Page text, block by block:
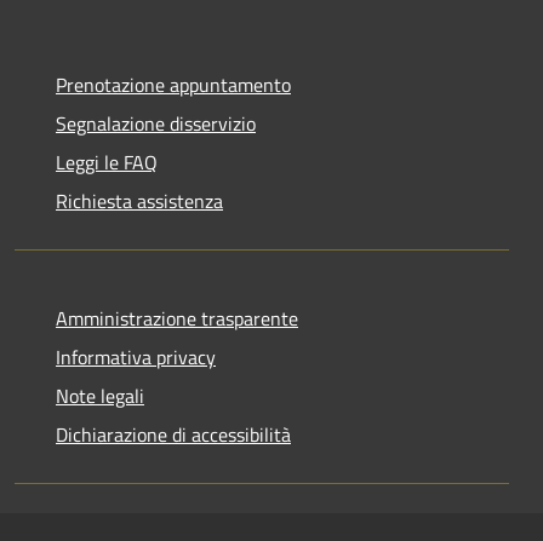
Prenotazione appuntamento
Segnalazione disservizio
Leggi le FAQ
Richiesta assistenza
Amministrazione trasparente
Informativa privacy
Note legali
Dichiarazione di accessibilità